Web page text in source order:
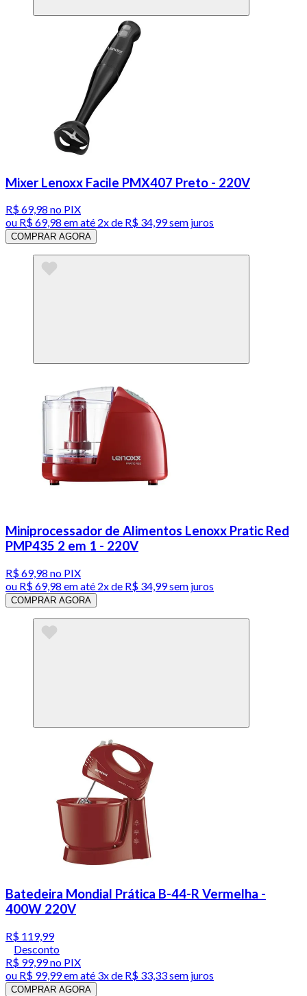
Mixer Lenoxx Facile PMX407 Preto - 220V
R$ 69,98 no PIX
ou R$ 69,98 em até 2x de R$ 34,99 sem juros
COMPRAR AGORA
Miniprocessador de Alimentos Lenoxx Pratic Red
PMP435 2 em 1 - 220V
R$ 69,98 no PIX
ou R$ 69,98 em até 2x de R$ 34,99 sem juros
COMPRAR AGORA
Batedeira Mondial Prática B-44-R Vermelha -
400W 220V
R$ 119,99
Desconto
R$ 99,99no PIX
ou R$ 99,99em até 3x de R$ 33,33 sem juros
COMPRAR AGORA